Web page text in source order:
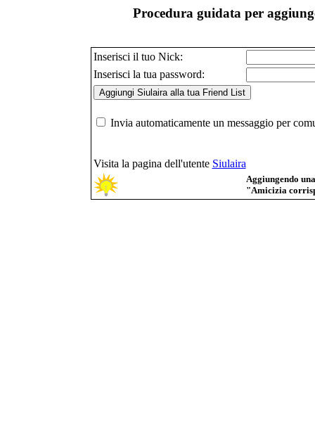
Procedura guidata per
Inserisci il tuo Nick:
Inserisci la tua password:
Invia automaticamente un messaggio per
Visita la pagina dell'utente Siulaira
Aggiungendo
"Amicizia